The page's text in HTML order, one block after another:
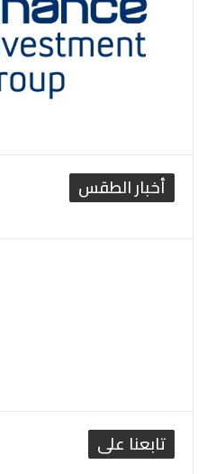
أخبار الطقس
تابعنا على